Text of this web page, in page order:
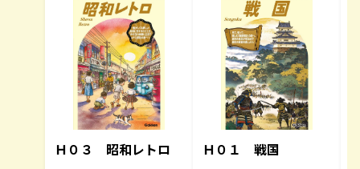
Ｈ０３ 昭和レトロ Ｈ０１ 戦国